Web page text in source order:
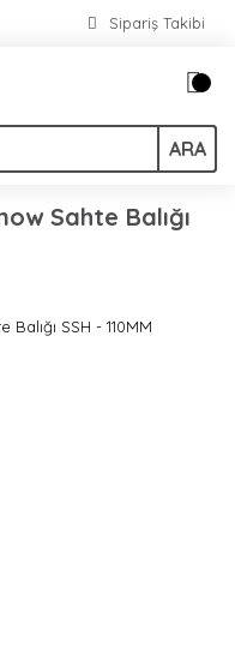
Sipariş Takibi
ARA
Sahte Balığı